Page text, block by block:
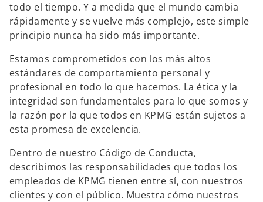
todo el tiempo. Y a medida que el mundo cambia
rápidamente y se vuelve más complejo, este simple
principio nunca ha sido más importante.
Estamos comprometidos con los más altos
estándares de comportamiento personal y
profesional en todo lo que hacemos. La ética y la
integridad son fundamentales para lo que somos y
la razón por la que todos en KPMG están sujetos a
esta promesa de excelencia.
Dentro de nuestro Código de Conducta,
describimos las responsabilidades que todos los
empleados de KPMG tienen entre sí, con nuestros
clientes y con el público. Muestra cómo nuestros